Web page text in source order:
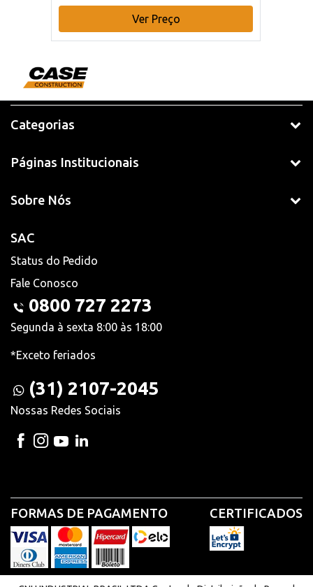
Ver Preço
Categorias
Páginas Institucionais
Sobre Nós
SAC
Status do Pedido
Fale Conosco
0800 727 2273
Segunda à sexta 8:00 às 18:00
*Exceto feriados
(31) 2107-2045
Nossas Redes Sociais
FORMAS DE PAGAMENTO CERTIFICADOS